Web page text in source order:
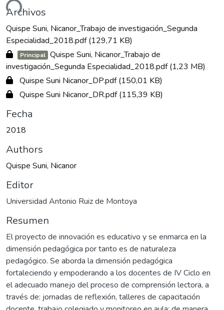
Archivos
Quispe Suni, Nicanor_Trabajo de investigación_Segunda
Especialidad_2018.pdf(129,71 KB)
Principal Quispe Suni, Nicanor_Trabajo de
investigación_Segunda Especialidad_2018.pdf(1,23 MB)
Quispe Suni Nicanor_DP.pdf(150,01 KB)
Quispe Suni Nicanor_DR.pdf(115,39 KB)
Fecha
2018
Authors
Quispe Suni, Nicanor
Editor
Universidad Antonio Ruiz de Montoya
Resumen
El proyecto de innovación es educativo y se enmarca en la
dimensión pedagógica por tanto es de naturaleza
pedagógico. Se aborda la dimensión pedagógica
fortaleciendo y empoderando a los docentes de IV Ciclo en
el adecuado manejo del proceso de comprensión lectora, a
través de: jornadas de reflexión, talleres de capacitación